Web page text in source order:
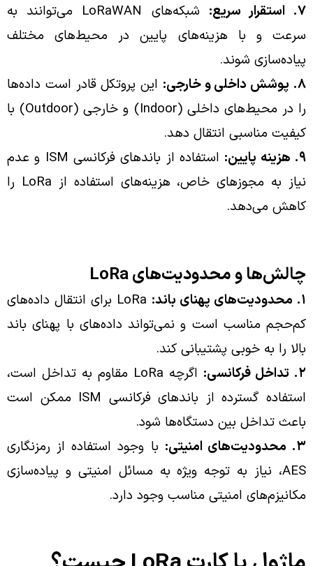
۷. استقرار سریع:
شبکه‌های LoRaWAN می‌توانند به
سرعت و با هزینه‌های پایین در محیط‌های مختلف
پیاده‌سازی شوند.
۸. پوشش داخلی و خارجی:
این پروتکل قادر است داده‌ها
را در محیط‌های داخلی (Indoor) و خارجی (Outdoor) با
کیفیت مناسبی انتقال دهد.
۹. هزینه پایین:
استفاده از باندهای فرکانسی ISM و عدم
نیاز به مجوزهای خاص، هزینه‌های استفاده از LoRa را
کاهش می‌دهد.
چالش‌ها و محدودیت‌های LoRa
۱. محدودیت‌های پهنای باند:
LoRa برای انتقال داده‌های
کم‌حجم مناسب است و نمی‌تواند داده‌های با پهنای باند
بالا را به خوبی پشتیبانی کند.
۲. تداخل فرکانسی:
اگرچه LoRa مقاوم به تداخل است،
استفاده گسترده از باندهای فرکانسی ISM ممکن است
باعث تداخل بین دستگاه‌ها شود.
۳. محدودیت‌های امنیتی:
با وجود استفاده از رمزنگاری
AES، نیاز به توجه ویژه به مسائل امنیتی و پیاده‌سازی
مکانیزم‌های امنیتی مناسب وجود دارد.